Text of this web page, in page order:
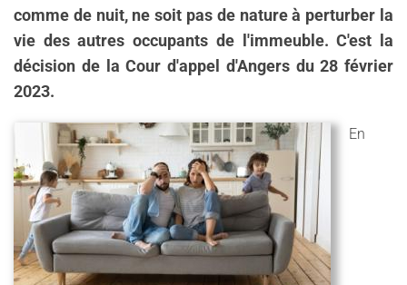
comme de nuit, ne soit pas de nature à perturber la
vie des autres occupants de l'immeuble. C'est la
décision de la Cour d'appel d'Angers du 28 février
2023.
En